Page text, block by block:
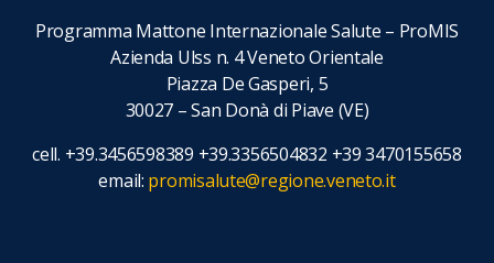
Programma Mattone Internazionale Salute – ProMIS
Azienda Ulss n. 4 Veneto Orientale
Piazza De Gasperi, 5
30027 – San Donà di Piave (VE)
cell. +39.3456598389 +39.3356504832 +39 3470155658
email: promisalute@regione.veneto.it